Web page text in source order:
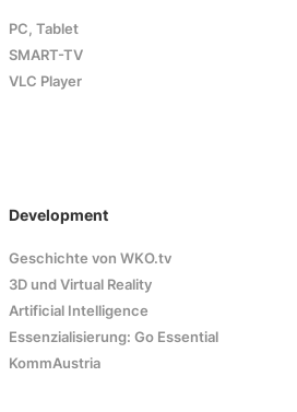
PC, Tablet
SMART-TV
VLC Player
Development
Geschichte von WKO.tv
3D und Virtual Reality
Artificial Intelligence
Essenzialisierung: Go Essential
KommAustria